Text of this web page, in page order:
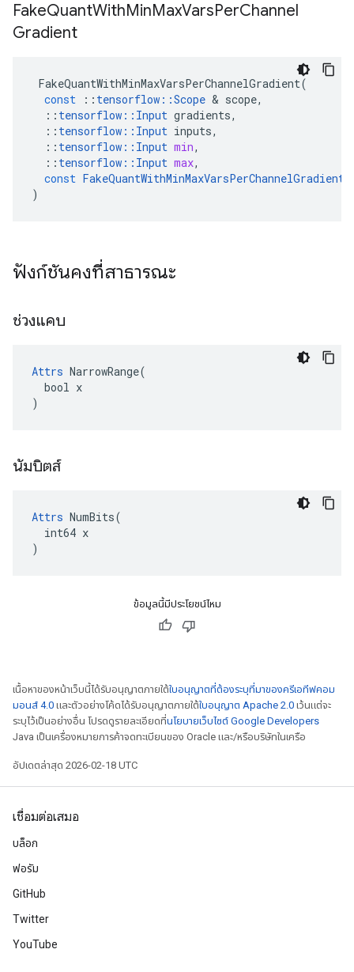
FakeQuantWithMinMaxVarsPerChannel
Gradient
FakeQuantWithMinMaxVarsPerChannelGradient(
const
:: tensorflow ::Scope & scope,
:: tensorflow :: Input gradients,
:: tensorflow :: Input inputs,
:: tensorflow :: Input min,
:: tensorflow :: Input max,
const FakeQuantWithMinMaxVarsPerChannelGradient
)
ฟังก์ชันคงที่สาธารณะ
ช่วงแคบ
Attrs NarrowRange(
  bool x
)
นัมบิตส์
Attrs NumBits(
  int64 x
)
ข้อมูลนี้มีประโยชน์ไหม
เนื้อหาของหน้าเว็บนี้ได้รับอนุญาตภายใต้ใบอนุญาตที่ต้องระบุที่มาของครีเอทีฟคอม
มอนส์ 4.0 และตัวอย่างโค้ดได้รับอนุญาตภายใต้ใบอนุญาต Apache 2.0 เว้นแต่จะ
ระบุไว้เป็นอย่างอื่น โปรดดูรายละเอียดที่นโยบายเว็บไซต์ Google Developers
Java เป็นเครื่องหมายการค้าจดทะเบียนของ Oracle และ/หรือบริษัทในเครือ
อัปเดตล่าสุด 2026-02-18 UTC
เชื่อมต่อเสมอ
บล็อก
ฟอรัม
GitHub
Twitter
YouTube